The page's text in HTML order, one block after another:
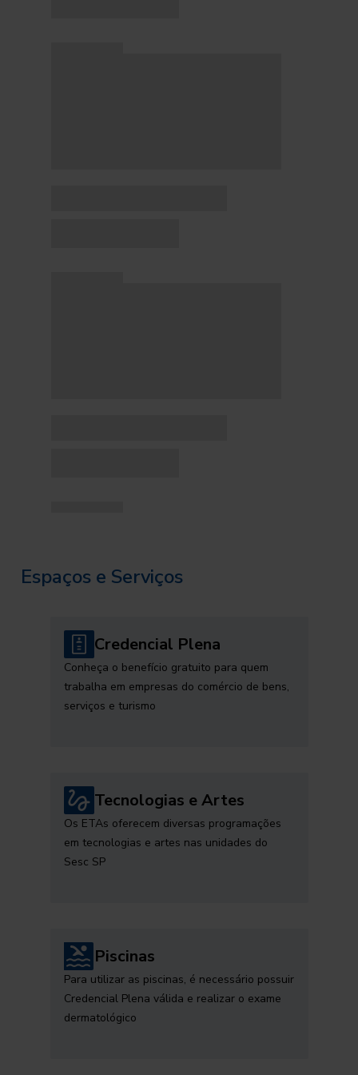
Espaços e Serviços
Credencial Plena
Conheça o benefício gratuito para quem
trabalha em empresas do comércio de bens,
serviços e turismo
Tecnologias e Artes
Os ETAs oferecem diversas programações
em tecnologias e artes nas unidades do
Sesc SP
Piscinas
Para utilizar as piscinas, é necessário possuir
Credencial Plena válida e realizar o exame
dermatológico